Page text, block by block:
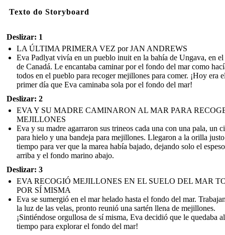
Texto do Storyboard
Deslizar: 1
LA ÚLTIMA PRIMERA VEZ por JAN ANDREWS
Eva Padlyat vivía en un pueblo inuit en la bahía de Ungava, en el
de Canadá. Le encantaba caminar por el fondo del mar como
todos en el pueblo para recoger mejillones para comer. ¡Hoy era
primer día que Eva caminaba sola por el fondo del mar!
Deslizar: 2
EVA Y SU MADRE CAMINARON AL MAR PARA
MEJILLONES
Eva y su madre agarraron sus trineos cada una con una pala, un
para hielo y una bandeja para mejillones. Llegaron a la orilla
tiempo para ver que la marea había bajado, dejando solo el
arriba y el fondo marino abajo.
Deslizar: 3
EVA RECOGIÓ MEJILLONES EN EL SUELO DEL MAR
POR SÍ MISMA
Eva se sumergió en el mar helado hasta el fondo del mar.
la luz de las velas, pronto reunió una sartén llena de mejillones.
¡Sintiéndose orgullosa de sí misma, Eva decidió que le quedaba
tiempo para explorar el fondo del mar!